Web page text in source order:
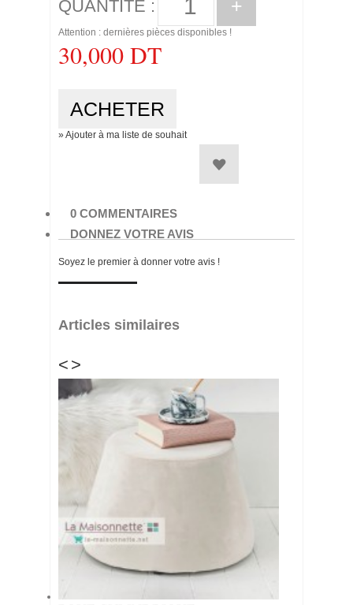
QUANTITÉ : +
Attention : dernières pièces disponibles !
30,000 DT
» Ajouter à ma liste de souhait
0 COMMENTAIRES
DONNEZ VOTRE AVIS
Soyez le premier à donner votre avis !
Articles similaires
< >